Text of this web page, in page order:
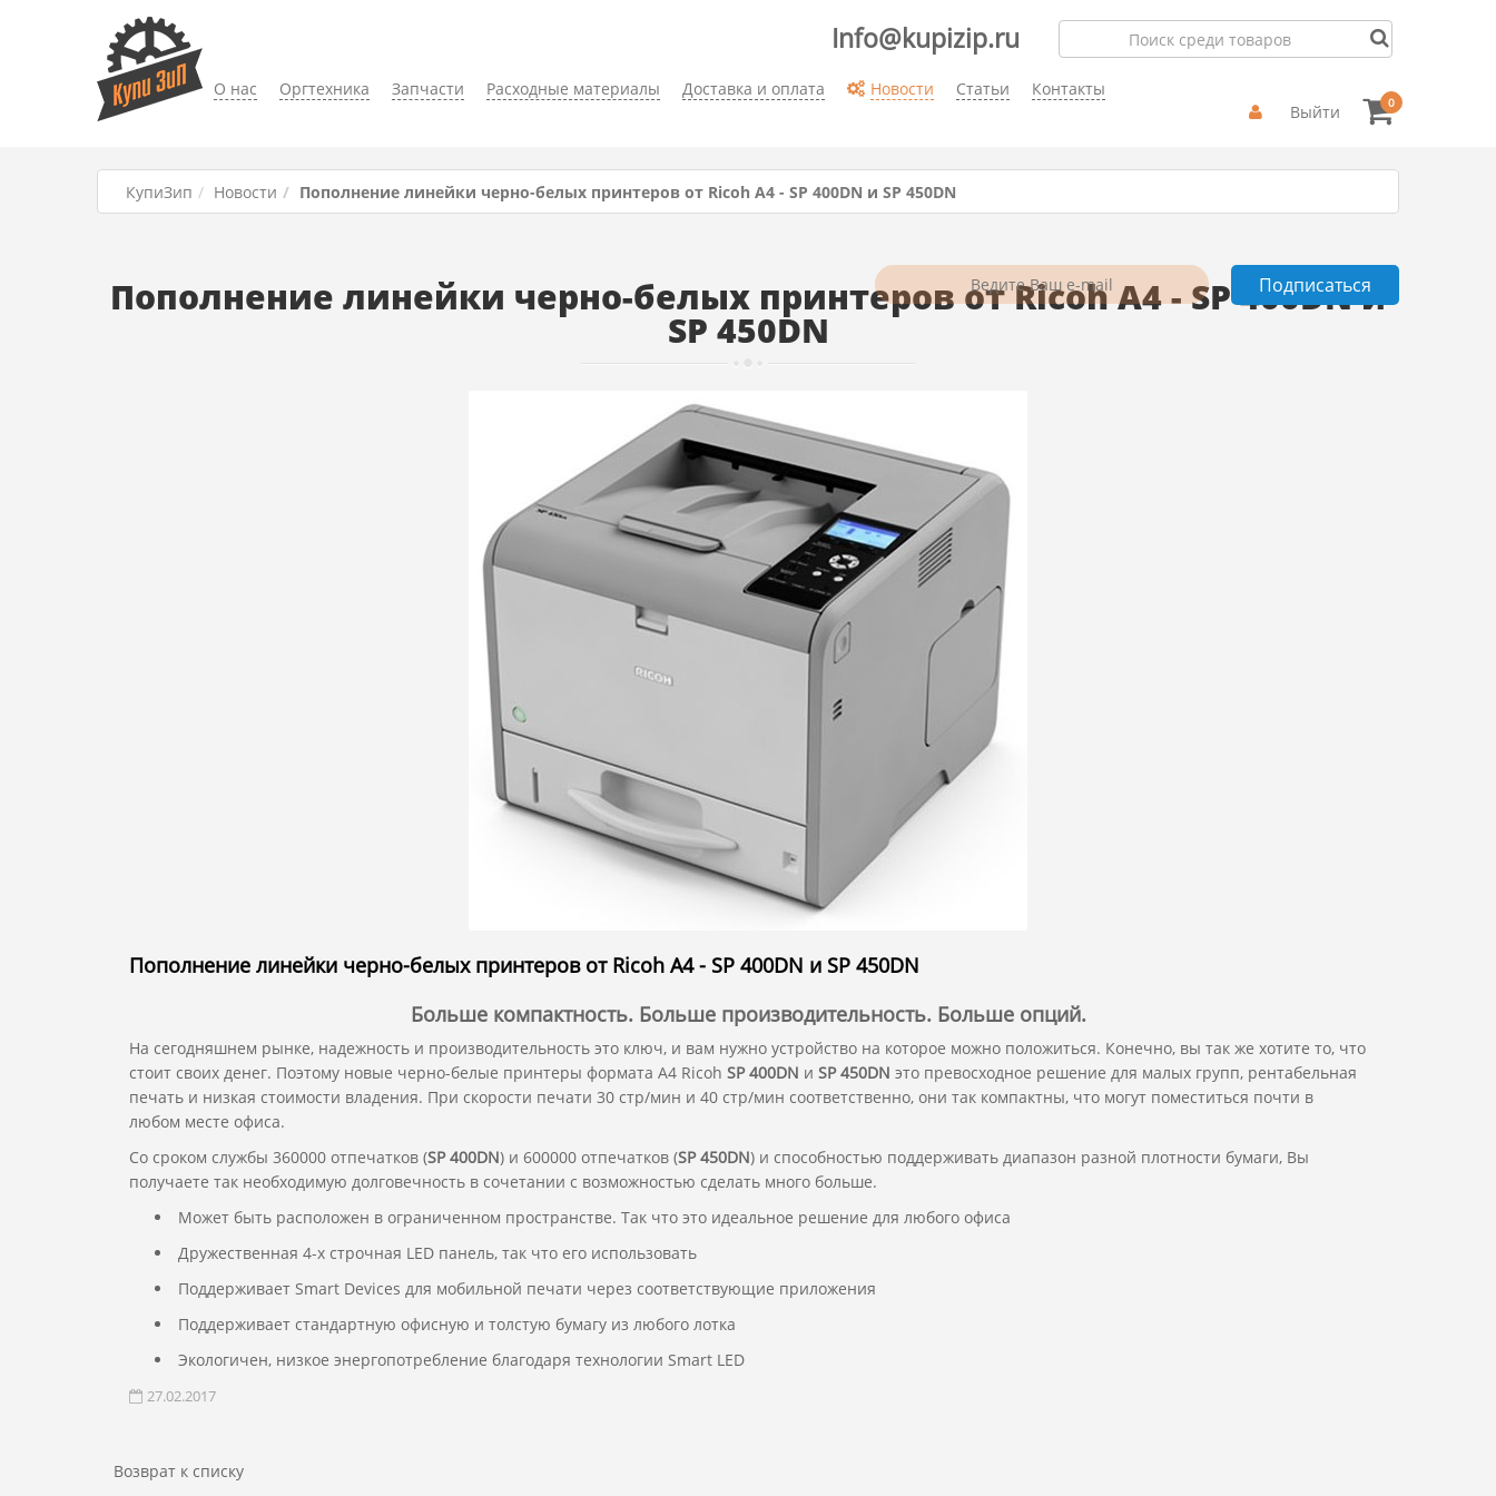
О нас Оргтехника Запчасти Расходные материалы Доставка и оплата Новости Статьи Контакты
Info@kupizip.ru
Выйти 0
КупиЗип Новости Пополнение линейки черно-белых принтеров от Ricoh А4 - SP 400DN и SP 450DN
Пополнение линейки черно-белых принтеров от Ricoh А4 - SP 400DN и
SP 450DN
Пополнение линейки черно-белых принтеров от Ricoh А4 - SP 400DN и SP 450DN
Больше компактность. Больше производительность. Больше опций.
На сегодняшнем рынке, надежность и производительность это ключ, и вам нужно устройство на которое можно положиться. Конечно, вы так же хотите то, что
стоит своих денег. Поэтому новые черно-белые принтеры формата А4 Ricoh SP 400DN и SP 450DN это превосходное решение для малых групп, рентабельная
печать и низкая стоимости владения. При скорости печати 30 стр/мин и 40 стр/мин соответственно, они так компактны, что могут поместиться почти в
любом месте офиса.
Со сроком службы 360000 отпечатков (SP 400DN) и 600000 отпечатков (SP 450DN) и способностью поддерживать диапазон разной плотности бумаги, Вы
получаете так необходимую долговечность в сочетании с возможностью сделать много больше.
Может быть расположен в ограниченном пространстве. Так что это идеальное решение для любого офиса
Дружественная 4-х строчная LED панель, так что его использовать
Поддерживает Smart Devices для мобильной печати через соответствующие приложения
Поддерживает стандартную офисную и толстую бумагу из любого лотка
Экологичен, низкое энергопотребление благодаря технологии Smart LED
27.02.2017
Возврат к списку